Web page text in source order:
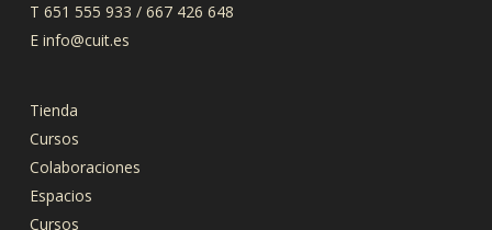
T 651 555 933 / 667 426 648
E info@cuit.es
Tienda
Cursos
Colaboraciones
Espacios
Cursos